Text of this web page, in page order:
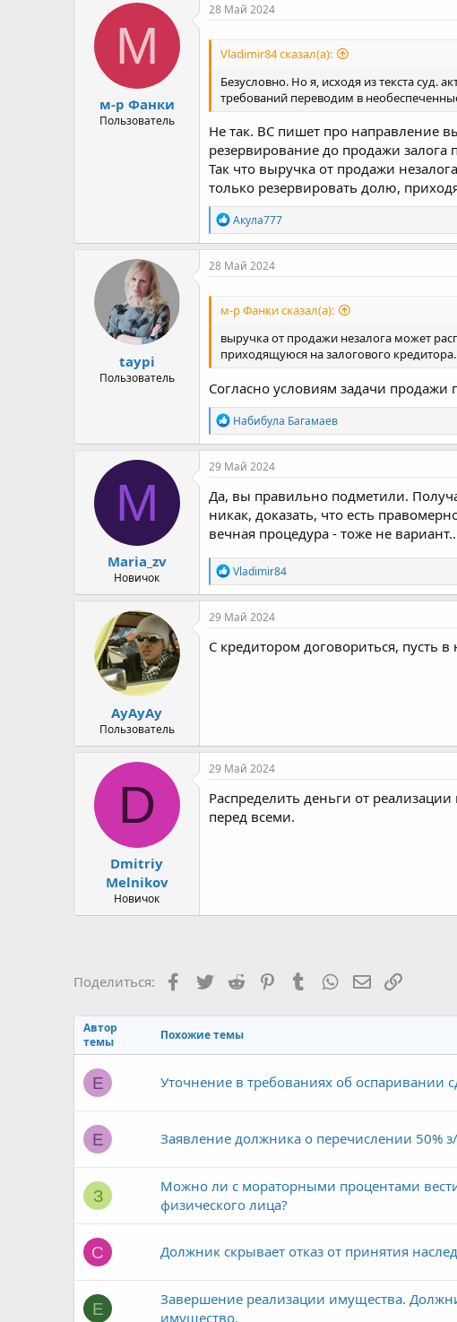
М
м-р Фанки
Пользователь
28 Май 2024
Vladimir84 сказал(а):
Безусловно. Но я, исходя из текста суд.
требований переводим в
Не так. ВС пишет про направление
резервирование до продажи залога
Так что выручка от продажи
только резервировать долю,
Р
е
а
к
:
Акула777
taypi
Пользователь
28 Май 2024
м-р Фанки сказал(а):
выручка от продажи незалога может
приходящуюся на залогового кредитора.
Согласно условиям задачи продажи
Р
е
а
к
и
и
:
Набибула Багамаев
M
Maria_zv
Новичок
29 Май 2024
Да, вы правильно подметили.
никак, доказать, что есть
вечная процедура - тоже не вариант..
Р
е
а
к
и
и
Vladimir84
АуАуАу
Пользователь
29 Май 2024
С кредитором договориться, пусть в
D
Dmitriy
Melnikov
Новичок
29 Май 2024
Распределить деньги от
перед всеми.
Поделиться: Facebook
TwitterReddit PinterestTumblrWhatsAppЭлектронная
Ссылка
Автор
темы
Похожие темы
Е Уточнение в требованиях об оспаривании
Е Заявление должника о перечислении 50%
З
Можно ли с мораторными процентами
физического лица?
С Должник скрывает отказ от принятия
Е
Завершение реализации имущества.
имущество.